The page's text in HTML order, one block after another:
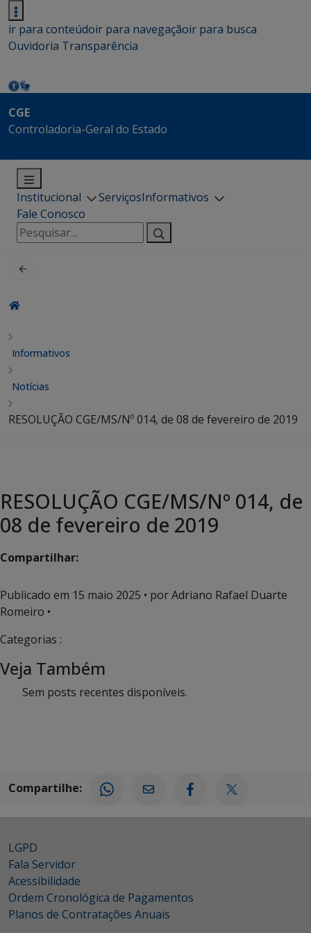
ir para conteúdoir para navegaçãoir para busca
Ouvidoria Transparência
CGE
Controladoria-Geral do Estado
Institucional ServiçosInformativos
Fale Conosco
Pesquisar
por:
Informativos
Notícias
RESOLUÇÃO CGE/MS/Nº 014, de 08 de fevereiro de 2019
RESOLUÇÃO CGE/MS/Nº 014, de
08 de fevereiro de 2019
Compartilhar:
Publicado em 15 maio 2025 • por Adriano Rafael Duarte
Romeiro •
Categorias :
Veja Também
Sem posts recentes disponíveis.
Compartilhe:
LGPD
Fala Servidor
Acessibilidade
Ordem Cronológica de Pagamentos
Planos de Contratações Anuais